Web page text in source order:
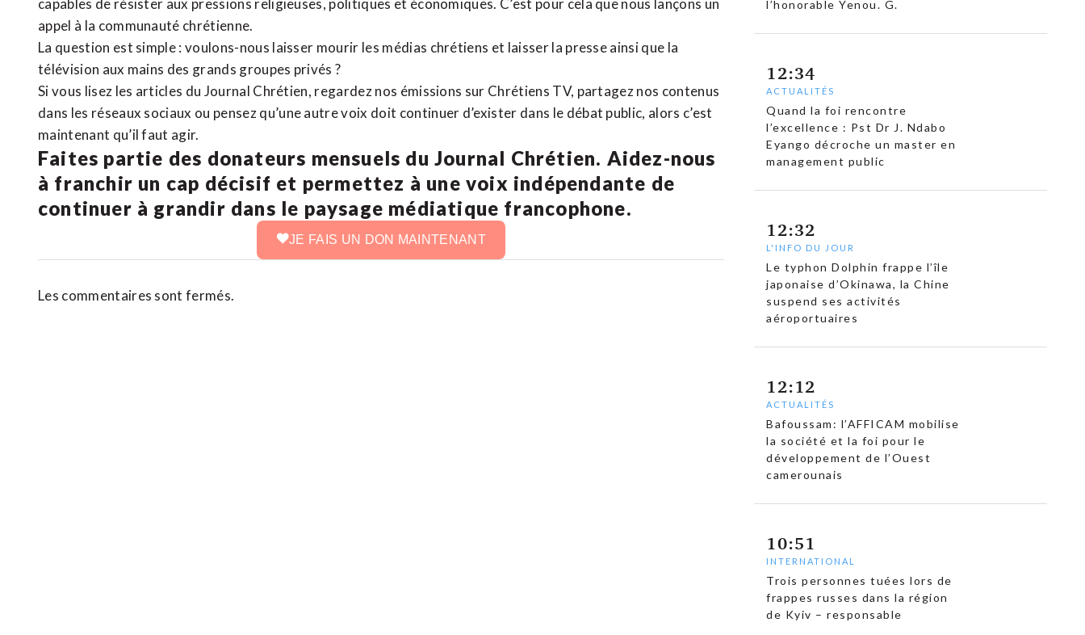
capables de résister aux pressions religieuses, politiques et économiques. C’est pour cela que nous lançons un
appel à la communauté chrétienne.
La question est simple : voulons-nous laisser mourir les médias chrétiens et laisser la presse ainsi que la
télévision aux mains des grands groupes privés ?
Si vous lisez les articles du Journal Chrétien, regardez nos émissions sur Chrétiens TV, partagez nos contenus
dans les réseaux sociaux ou pensez qu’une autre voix doit continuer d’exister dans le débat public, alors c’est
maintenant qu’il faut agir.
Faites partie des donateurs mensuels du Journal Chrétien. Aidez-nous
à franchir un cap décisif et permettez à une voix indépendante de
continuer à grandir dans le paysage médiatique francophone.
JE FAIS UN DON MAINTENANT
Les commentaires sont fermés.
l’honorable Yenou. G.
12:34
ACTUALITÉS
Quand la foi rencontre
l’excellence : Pst Dr J. Ndabo
Eyango décroche un master en
management public
12:32
L'INFO DU JOUR
Le typhon Dolphin frappe l’île
japonaise d’Okinawa, la Chine
suspend ses activités
aéroportuaires
12:12
ACTUALITÉS
Bafoussam: l’AFFICAM mobilise
la société et la foi pour le
développement de l’Ouest
camerounais
10:51
INTERNATIONAL
Trois personnes tuées lors de
frappes russes dans la région
de Kyiv – responsable